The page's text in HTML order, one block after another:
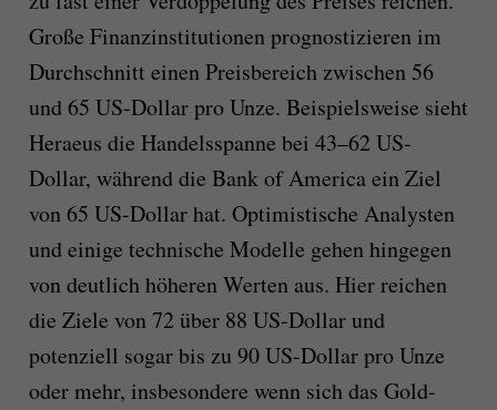
Große Finanzinstitutionen prognostizieren im
Durchschnitt einen Preisbereich zwischen 56
und 65 US-Dollar pro Unze. Beispielsweise sieht
Heraeus die Handelsspanne bei 43–62 US-
Dollar, während die Bank of America ein Ziel
von 65 US-Dollar hat. Optimistische Analysten
und einige technische Modelle gehen hingegen
von deutlich höheren Werten aus. Hier reichen
die Ziele von 72 über 88 US-Dollar und
potenziell sogar bis zu 90 US-Dollar pro Unze
oder mehr, insbesondere wenn sich das Gold-